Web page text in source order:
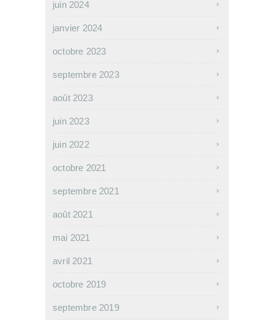
juin 2024
janvier 2024
octobre 2023
septembre 2023
août 2023
juin 2023
juin 2022
octobre 2021
septembre 2021
août 2021
mai 2021
avril 2021
octobre 2019
septembre 2019